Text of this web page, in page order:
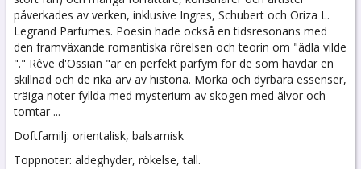
påverkades av verken, inklusive Ingres, Schubert och Oriza L.
Legrand Parfumes. Poesin hade också en tidsresonans med
den framväxande romantiska rörelsen och teorin om "ädla vilde
"." Rêve d'Ossian "är en perfekt parfym för de som hävdar en
skillnad och de rika arv av historia. Mörka och dyrbara essenser,
träiga noter fyllda med mysterium av skogen med älvor och
tomtar ...
Doftfamilj: orientalisk, balsamisk
Toppnoter: aldeghyder, rökelse, tall.